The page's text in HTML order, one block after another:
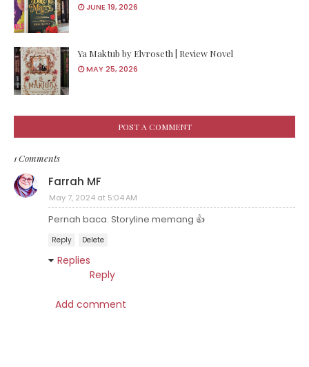
JUNE 19, 2026
Ya Maktub by Elvroseth | Review Novel
MAY 25, 2026
POST A COMMENT
1 Comments
Farrah MF
May 7, 2024 at 5:04 AM
Pernah baca. Storyline memang 👍
Reply Delete
Replies
Reply
Add comment